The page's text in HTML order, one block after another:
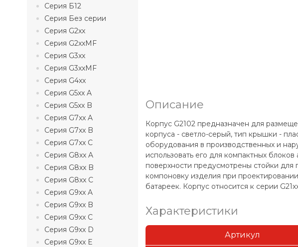
Серия Б12
Серия Без серии
Серия G2xx
Серия G2xxMF
Серия G3xx
Серия G3xxMF
Серия G4xx
Серия G5xx A
Серия G5xx B
Серия G7xx A
Серия G7xx B
Серия G7xx C
Серия G8xx A
Серия G8xx B
Серия G8xx C
Серия G9xx A
Серия G9xx B
Серия G9xx C
Серия G9xx D
Серия G9xx E
Описание
Корпус G2102 предназначен для
корпуса - светло-серый, тип крышки -
оборудования в производственных и
использовать его для компактных
поверхности предусмотрены стойки для
компоновку изделия при
батареек. Корпус относится к серии
Характеристики
Артикул